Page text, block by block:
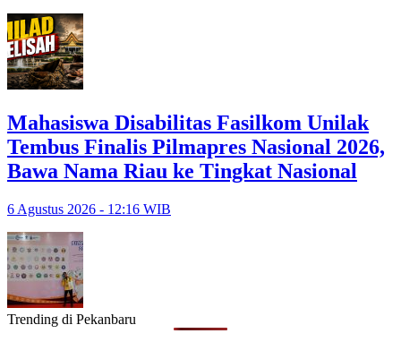
Mahasiswa Disabilitas Fasilkom Unilak
Tembus Finalis Pilmapres Nasional 2026,
Bawa Nama Riau ke Tingkat Nasional
6 Agustus 2026 - 12:16 WIB
Trending di Pekanbaru